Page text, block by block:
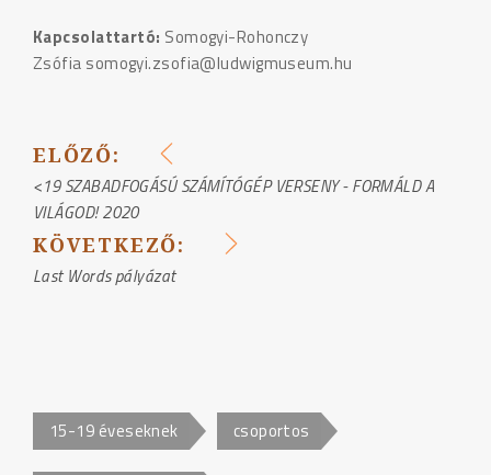
Kapcsolattartó: Somogyi-Rohonczy
Zsófia somogyi.zsofia@ludwigmuseum.hu
BEJEGYZÉS
NAVIGÁCIÓ
ELŐZŐ:
<19 SZABADFOGÁSÚ SZÁMÍTÓGÉP VERSENY - FORMÁLD A
VILÁGOD! 2020
KÖVETKEZŐ:
Last Words pályázat
15-19 éveseknek csoportos